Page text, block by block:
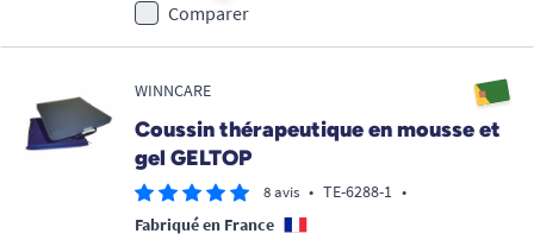
Comparer
WINNCARE
Coussin thérapeutique en mousse et
gel GELTOP
8 avis • TE-6288-1 •
Fabriqué en France